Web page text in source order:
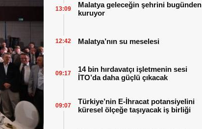
Malatya geleceğin şehrini bugünden
kuruyor
13:09
Malatya’nın su meselesi
12:42
14 bin hırdavatçı işletmenin sesi
İTO’da daha güçlü çıkacak
09:17
Türkiye’nin E-İhracat potansiyelini
küresel ölçeğe taşıyacak iş birliği
09:07